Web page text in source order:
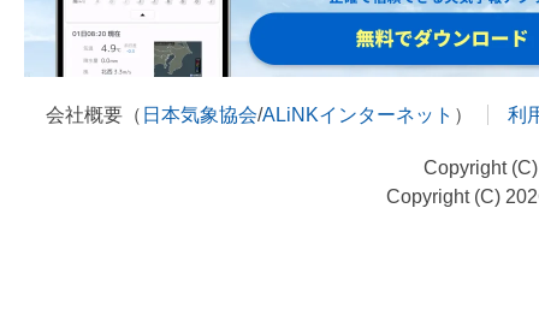
会社概要（ 日本気象協会/ALiNKインターネット ） 利
Copyright
Copyright (C)